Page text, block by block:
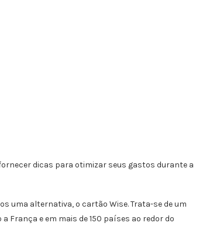
dicas para otimizar seus gastos durante a
uma alternativa, o cartão Wise. Trata-se de um
e em mais de 150 países ao redor do